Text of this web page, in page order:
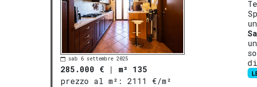
sab 6 settembre 2025
285.000 € | m² 135
prezzo al m²:
2111 €/m²